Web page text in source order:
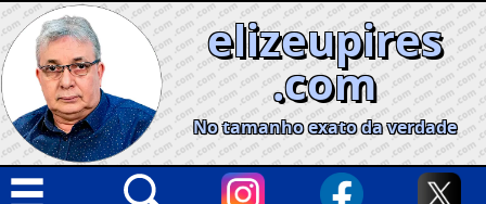
Skip
to
content
elizeupires
.com
No tamanho exato da verdade